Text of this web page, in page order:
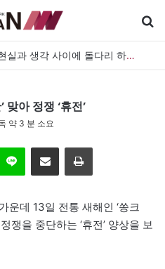
“사람을 위한 생각이라면 현실과 생각 사이에 돌다리 하나는 놓아야 하지 않을까”
맞아 정쟁 ‘휴전’
약 3 분 소요
이메일
운데 13일 전통 새해인 ‘쏭크
쟁을 중단하는 ‘휴전’ 양상을 보